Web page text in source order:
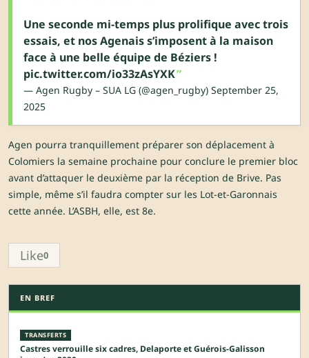
Une seconde mi-temps plus prolifique avec trois
essais, et nos Agenais s’imposent à la maison
face à une belle équipe de Béziers !
pic.twitter.com/io33zAsYXK
— Agen Rugby – SUA LG (@agen_rugby) September 25,
2025
Agen pourra tranquillement préparer son déplacement à
Colomiers la semaine prochaine pour conclure le premier bloc
avant d’attaquer le deuxième par la réception de Brive. Pas
simple, même s’il faudra compter sur les Lot-et-Garonnais
cette année. L’ASBH, elle, est 8e.
Like0
EN BREF
TRANSFERTS
Castres verrouille six cadres, Delaporte et Guérois-Galisson